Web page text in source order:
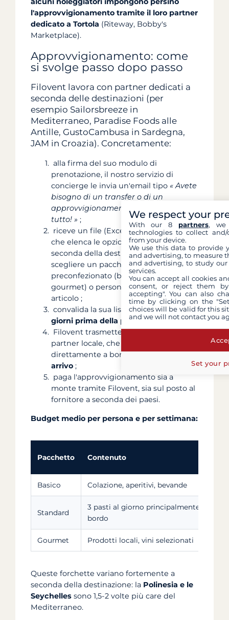
l'approvvigionamento tramite il loro partner
dedicato a Tortola (Riteway, Bobby's
Marketplace).
Approvvigionamento: come
si svolge passo dopo passo
Filovent lavora con partner dedicati a
seconda delle destinazioni (per
esempio Sailorsbreeze in
Mediterraneo, Paradise Foods alle
Antille, GustoCambusa in Sardegna,
JAM in Croazia). Concretamente:
alla firma del suo modulo di
prenotazione, il nostro servizio di
concierge le invia un'email tipo « Avete
bisogno di un transfer o di un
approvvigionamento? Ci occupiamo di
tutto! » ;
riceve un file (Excel, PDF o link web)
che elenca le opzioni possibili. A
seconda della destinazione, può
scegliere un pacchetto
preconfezionato (basico / standard /
gourmet) o personalizzare articolo per
articolo ;
convalida la sua lista al più tardi15-30
giorni prima della partenza ;
Filovent trasmette il suo ordine al
partner locale, che consegna
direttamente a bordo
arrivo ;
paga l'approvvigionamento sia a
monte tramite Filovent, sia sul posto al
fornitore a seconda dei paesi.
Budget medio per persona e per settimana:
Pacchetto Contenuto
Basico Colazione, aperitivi, bevande
Standard
3 pasti al giorno principalmente a
bordo
Gourmet Prodotti locali, vini selezionati
Queste forchette variano fortemente a
seconda della destinazione: la Polinesia e le
Seychelles sono 1,5-2 volte più care del
Mediterraneo.
We respect your
With our 8 partners, we
technologies to collect
from your device.
We use this data to provide
and advertising, to measure
and advertising, to study
services.
You can accept all cookies
consent, or reject them
accepting". You can also
time by clicking on the
choices will be valid for this
and we will not contact you
Set your